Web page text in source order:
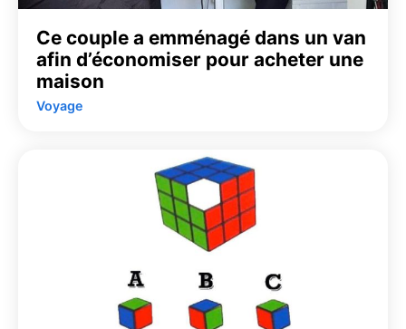
Ce couple a emménagé dans un van
afin d’économiser pour acheter une
maison
Voyage